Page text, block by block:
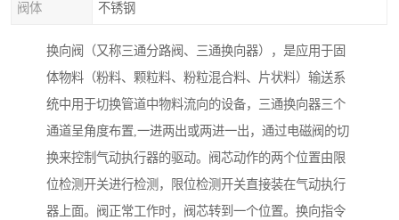
阀体 不锈钢
换向阀（又称三通分路阀、三通换向器），是应用于固
体物料（粉料、颗粒料、粉粒混合料、片状料）输送系
统中用于切换管道中物料流向的设备，三通换向器三个
通道呈角度布置,一进两出或两进一出，通过电磁阀的切
换来控制气动执行器的驱动。阀芯动作的两个位置由限
位检测开关进行检测，限位检测开关直接装在气动执行
器上面。阀正常工作时，阀芯转到一个位置。换向指令